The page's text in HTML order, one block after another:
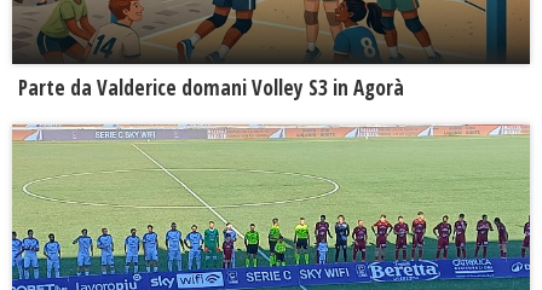
Parte da Valderice domani Volley S3 in Agorà